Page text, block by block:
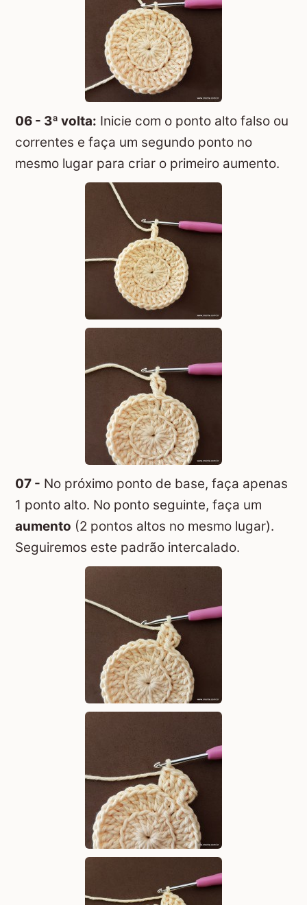
06 - 3ª volta: Inicie com o ponto alto falso ou
correntes e faça um segundo ponto no
mesmo lugar para criar o primeiro aumento.
07 - No próximo ponto de base, faça apenas
1 ponto alto. No ponto seguinte, faça um
aumento (2 pontos altos no mesmo lugar).
Seguiremos este padrão intercalado.